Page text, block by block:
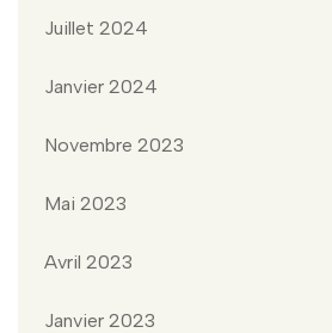
Juillet 2024
Janvier 2024
Novembre 2023
Mai 2023
Avril 2023
Janvier 2023